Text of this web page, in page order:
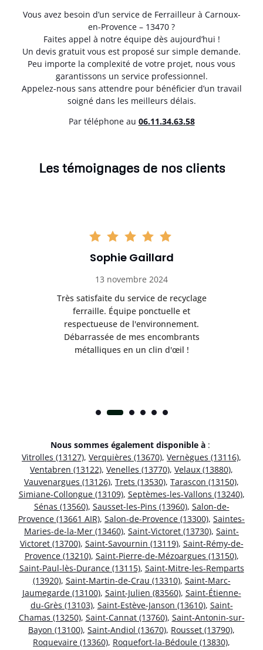
Vous avez besoin d’un service de Ferrailleur à Carnoux-
en-Provence – 13470 ?
Faites appel à notre équipe dès aujourd’hui !
Un devis gratuit vous est proposé sur simple demande.
Peu importe la complexité de votre projet, nous vous
garantissons un service professionnel.
Appelez-nous sans attendre pour bénéficier d’un travail
soigné dans les meilleurs délais.
Par téléphone au 06.11.34.63.58
Les témoignages de nos clients
Sophie Gaillard
13 novembre 2024
Très satisfaite du service de recyclage
ferraille. Équipe ponctuelle et
respectueuse de l'environnement.
Débarrassée de mes encombrants
métalliques en un clin d'œil !
Nous sommes également disponible à :
Vitrolles (13127), Verquières (13670), Vernègues (13116),
Ventabren (13122), Venelles (13770), Velaux (13880),
Vauvenargues (13126), Trets (13530), Tarascon (13150),
Simiane-Collongue (13109), Septèmes-les-Vallons (13240),
Sénas (13560), Sausset-les-Pins (13960), Salon-de-
Provence (13661 AIR), Salon-de-Provence (13300), Saintes-
Maries-de-la-Mer (13460), Saint-Victoret (13730), Saint-
Victoret (13700), Saint-Savournin (13119), Saint-Rémy-de-
Provence (13210), Saint-Pierre-de-Mézoargues (13150),
Saint-Paul-lès-Durance (13115), Saint-Mitre-les-Remparts
(13920), Saint-Martin-de-Crau (13310), Saint-Marc-
Jaumegarde (13100), Saint-Julien (83560), Saint-Étienne-
du-Grès (13103), Saint-Estève-Janson (13610), Saint-
Chamas (13250), Saint-Cannat (13760), Saint-Antonin-sur-
Bayon (13100), Saint-Andiol (13670), Rousset (13790),
Roquevaire (13360), Roquefort-la-Bédoule (13830),